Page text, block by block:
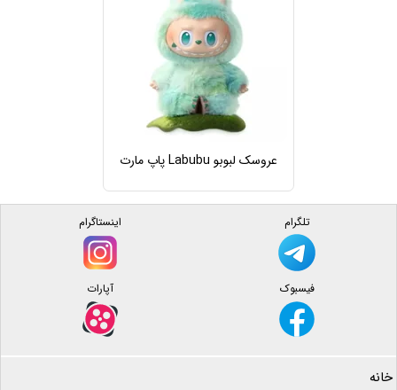
عروسک لبوبو Labubu پاپ مارت
تلگرام اینستاگرام
فیسبوک آپارات
خانه